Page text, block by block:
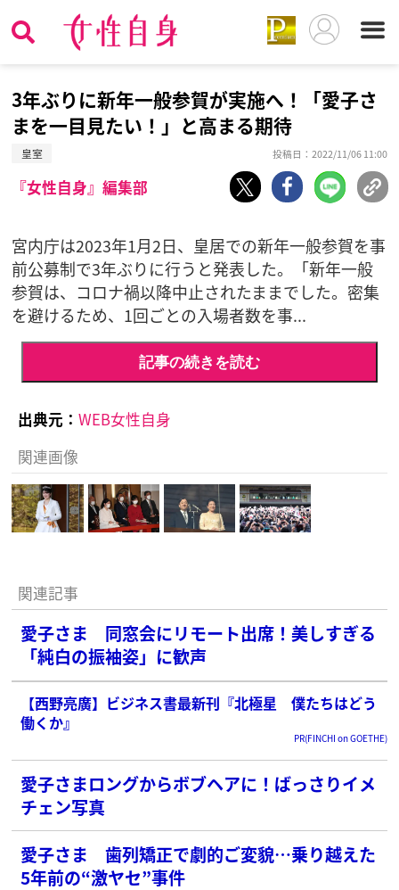
3年ぶりに新年一般参賀が実施へ！「愛子さ
まを一目見たい！」と高まる期待
皇室 投稿日：2022/11/06 11:00
『女性自身』編集部
宮内庁は2023年1月2日、皇居での新年一般参賀を事
前公募制で3年ぶりに行うと発表した。「新年一般
参賀は、コロナ禍以降中止されたままでした。密集
を避けるため、1回ごとの入場者数を事...
記事の続きを読む
出典元： WEB女性自身
関連画像
関連記事
愛子さま 同窓会にリモート出席！美しすぎる
「純白の振袖姿」に歓声
【西野亮廣】ビジネス書最新刊『北極星 僕たちはどう
働くか』
PR(FINCHI on GOETHE)
愛子さまロングからボブヘアに！ばっさりイメ
チェン写真
愛子さま 歯列矯正で劇的ご変貌…乗り越えた
5年前の“激ヤセ”事件